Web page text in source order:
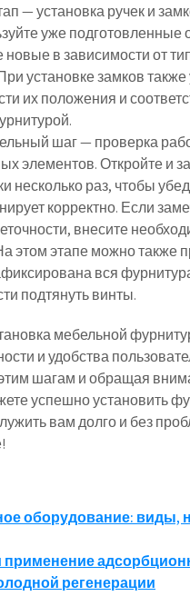
— установка ручек и
уже подготовленные
новые в зависимости от
установке замков также
их положения и
шаг — проверка
элементов. Откройте и
несколько раз, чтобы
корректно. Если
внесите
этом этапе можно также
вся
подтянуть винты.
мебельной
и удобства
шагам и обращая
успешно установить
вам долго и без
оборудование: виды,
применение
регенерации